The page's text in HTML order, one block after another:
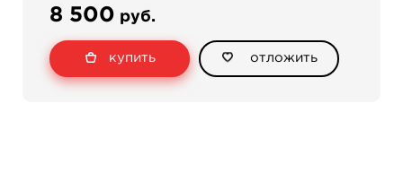
Скидка на данную продукцию не предусмотрена!
8 500 руб.
купить отложить